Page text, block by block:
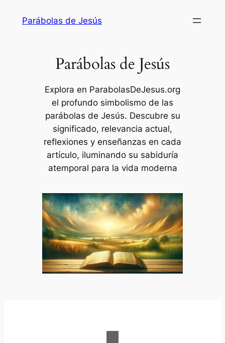
Parábolas de Jesús
Parábolas de Jesús
Explora en ParabolasDeJesus.org
el profundo simbolismo de las
parábolas de Jesús. Descubre su
significado, relevancia actual,
reflexiones y enseñanzas en cada
artículo, iluminando su sabiduría
atemporal para la vida moderna